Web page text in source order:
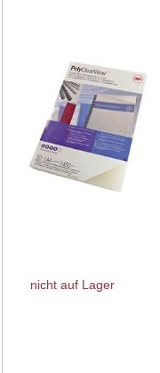
nicht auf Lager